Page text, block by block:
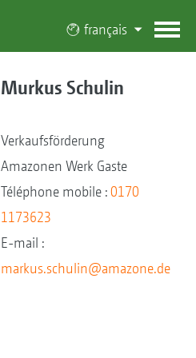
français
Murkus Schulin
Verkaufsförderung
Amazonen Werk Gaste
Téléphone mobile :0170
1173623
E-mail :
markus.schulin@amazone.de